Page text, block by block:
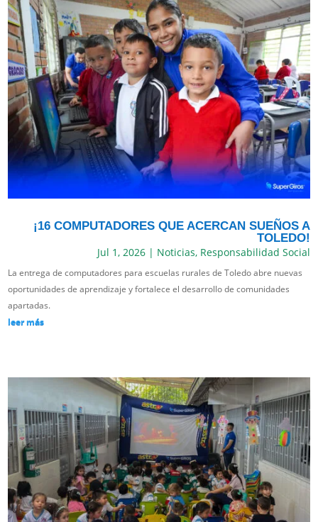
¡16 COMPUTADORES QUE ACERCAN SUEÑOS A
TOLEDO!
Jul 1, 2026| Noticias, Responsabilidad Social
La entrega de computadores para escuelas rurales de Toledo abre nuevas
oportunidades de aprendizaje y fortalece el desarrollo de comunidades
apartadas.
leer más